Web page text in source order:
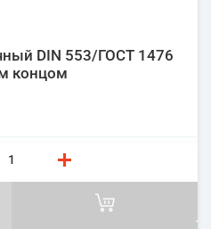
DIN 553/ГОСТ 1476
концом